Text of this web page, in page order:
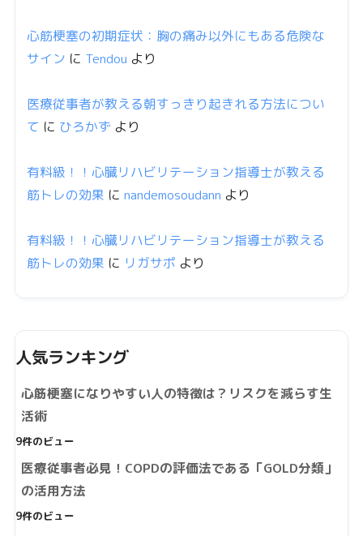
心筋梗塞の初期症状：胸の痛み以外にもある危険な
サイン に Tendou より
医療従事者が教える朝すっきり起きれる方法につい
て に ひろかず より
有料級！！心臓リハビリテーション指導士が教える
筋トレの効果 に nandemosoudann より
有料級！！心臓リハビリテーション指導士が教える
筋トレの効果 に リガサポ より
人気ランキング
心筋梗塞になりやすい人の特徴は？リスクを減らす生
活術
9件のビュー
医療従事者必見！COPDの評価法である「GOLD分類」
の活用方法
9件のビュー